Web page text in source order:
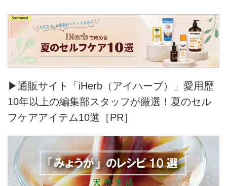
▶通販サイト「iHerb（アイハーブ）」愛用歴
10年以上の編集部スタッフが厳選！夏のセル
フケアアイテム10選［PR］